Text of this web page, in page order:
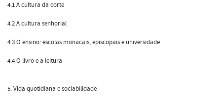
4.1 A cultura da corte
4.2 A cultura senhorial
4.3 O ensino: escolas monacais, episcopais e universidade
4.4 O livro e a leitura
5. Vida quotidiana e sociabilidade